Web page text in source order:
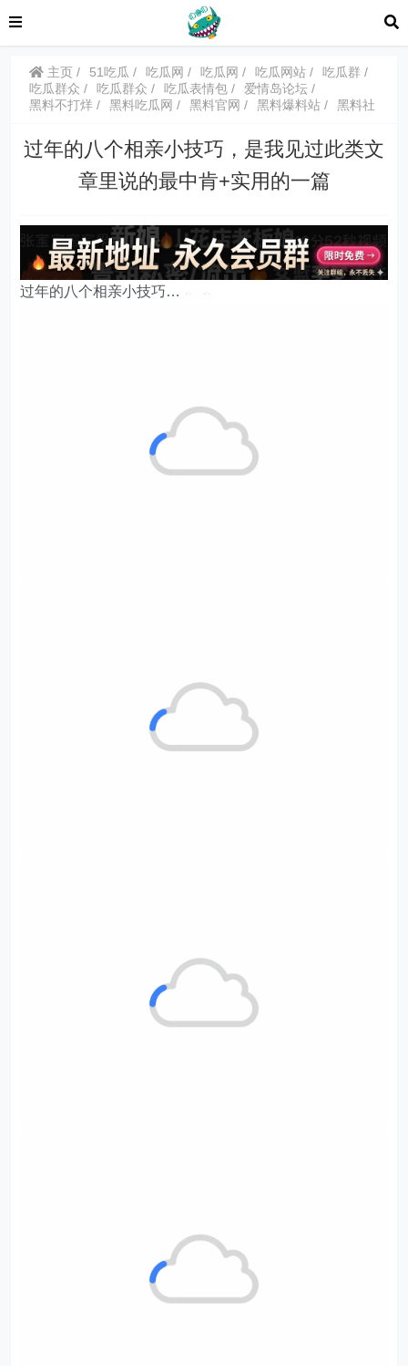
主页 51吃瓜 吃瓜网 吃瓜网 吃瓜网站
吃瓜群
吃瓜群众
吃瓜群众 吃瓜表情包
爱情岛论坛
黑料不打烊
黑料吃瓜网 黑料官网 黑料爆料站 黑料社
过年的八个相亲小技巧，是我见过此类文
章里说的最中肯+实用的一篇
过年的八个相亲小技巧…